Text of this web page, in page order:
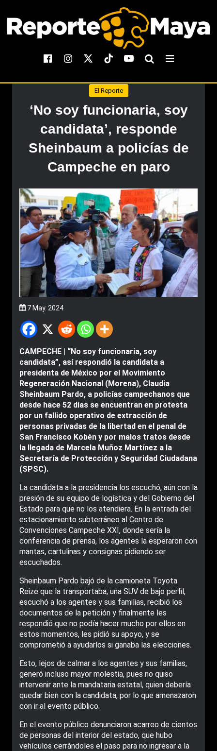
El Reporte
‘No soy funcionaria, soy
candidata’, responde
Sheinbaum a policías de
Campeche en paro
7 May. 2024
CAMPECHE | “No soy funcionaria, soy
candidata”, así respondió la candidata a
presidenta de México por el Movimiento
Regeneración Nacional (Morena), Claudia
Sheinbaum Pardo, a policías campechanos que
desde hace 52 días se encuentran en protesta
por un fallido operativo de extracción de
personas privadas de la libertad en el penal de
San Francisco Kobén y por malos tratos desde
la llegada de Marcela Muñoz Martínez a la
Secretaría de Protección y Seguridad Ciudadana
(SPSC).
La candidata a la presidencia los escuchó, aún con la
presión de su equipo de logística y del Gobierno del
Estado para que no los atendiera. En la entrada del
estacionamiento subterráneo al Centro de
Convenciones Campeche XXI, donde sería la
conferencia de prensa, los agentes la esperaron con
mantas, cartulinas y consignas pidiendo ser
escuchados.
Sheinbaum Pardo bajó de la camioneta Toyota
Reize que la transportaba, una SUV de bajo perfil,
escuchó a los agentes y sus familias, recibió los
documentos de la petición y finalmente les
respondió que no podía hacer mucho por ellos en
estos momentos, les pidió su apoyo, y se
comprometió a ayudarlos si ganaba las elecciones.
Esto, lejos de calmar a los agentes y sus familias,
generó incluso mayor molestia, pues no quiso
intervenir ante la mandataria estatal, quien debería
quedar bien con la candidata, por lo que amenazaron
con ir al evento público.
En el evento público denunciaron acarreo de cientos
de personas del interior del estado, que hubo
vehículos cerrándoles el paso para no ingresar a la